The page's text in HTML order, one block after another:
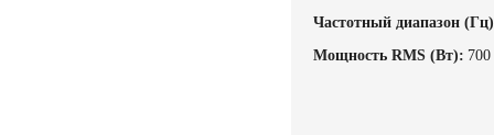
Частотный диапазон
Мощность RMS (Вт): 700